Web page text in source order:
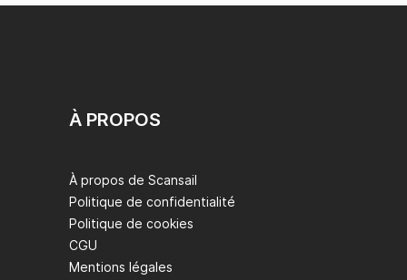
À PROPOS
À propos de Scansail
Politique de confidentialité
Politique de cookies
CGU
Mentions légales